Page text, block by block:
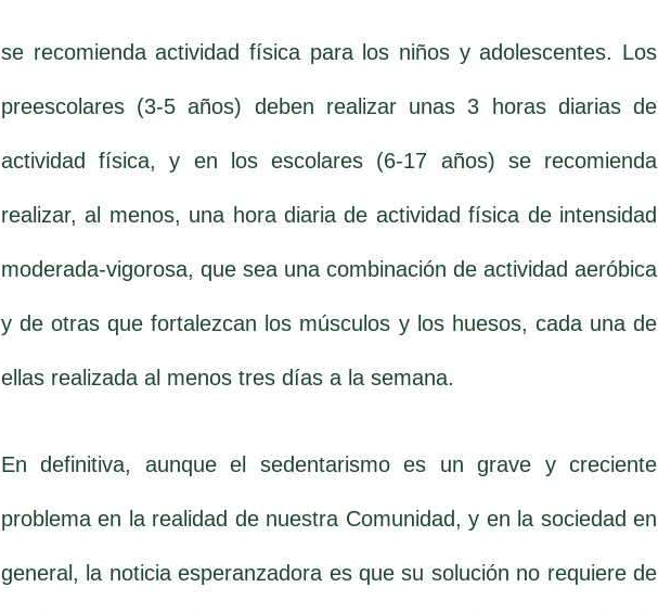
se recomienda actividad física para los niños y adolescentes. Los
preescolares (3-5 años) deben realizar unas 3 horas diarias de
actividad física, y en los escolares (6-17 años) se recomienda
realizar, al menos, una hora diaria de actividad física de intensidad
moderada-vigorosa, que sea una combinación de actividad aeróbica
y de otras que fortalezcan los músculos y los huesos, cada una de
ellas realizada al menos tres días a la semana.
En definitiva, aunque el sedentarismo es un grave y creciente
problema en la realidad de nuestra Comunidad, y en la sociedad en
general, la noticia esperanzadora es que su solución no requiere de